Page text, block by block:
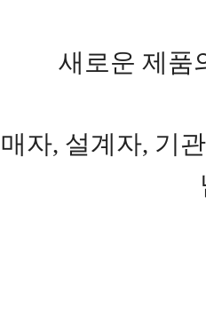
새로운 제품
자, 설계자, 기